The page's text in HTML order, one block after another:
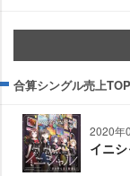
合算シングル売上
2020年
イニ